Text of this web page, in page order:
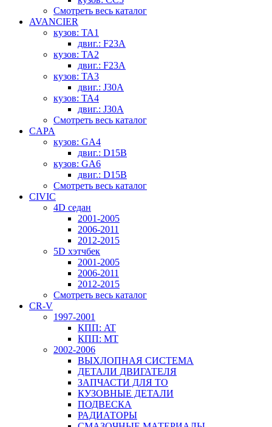
Смотреть весь каталог
AVANCIER
кузов: TA1
двиг.: F23A
кузов: TA2
двиг.: F23A
кузов: TA3
двиг.: J30A
кузов: TA4
двиг.: J30A
Смотреть весь каталог
CAPA
кузов: GA4
двиг.: D15B
кузов: GA6
двиг.: D15B
Смотреть весь каталог
CIVIC
4D седан
2001-2005
2006-2011
2012-2015
5D хэтчбек
2001-2005
2006-2011
2012-2015
Смотреть весь каталог
CR-V
1997-2001
КПП: AT
КПП: MT
2002-2006
ВЫХЛОПНАЯ СИСТЕМА
ДЕТАЛИ ДВИГАТЕЛЯ
ЗАПЧАСТИ ДЛЯ ТО
КУЗОВНЫЕ ДЕТАЛИ
ПОДВЕСКА
РАДИАТОРЫ